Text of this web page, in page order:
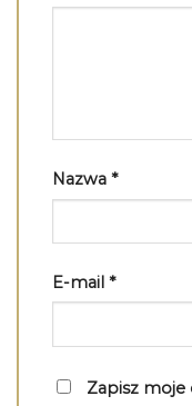
Nazwa *
E-mail *
Zapisz moje